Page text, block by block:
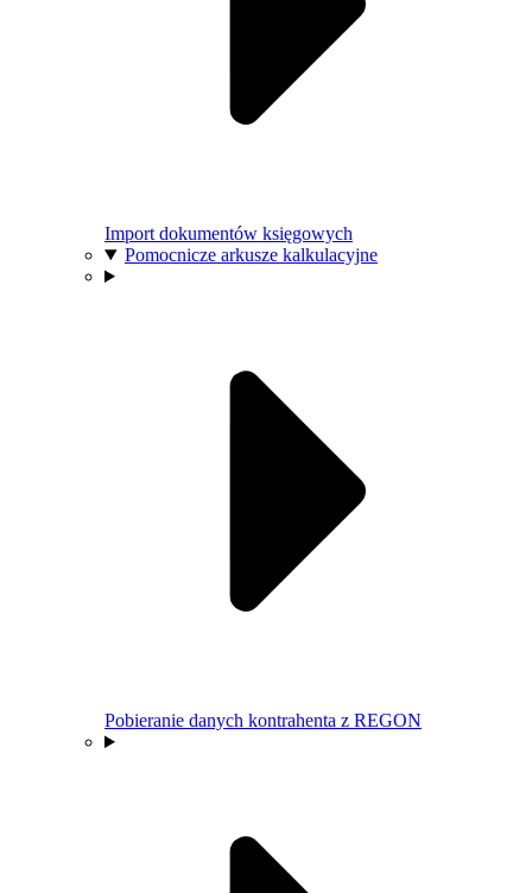
Import dokumentów księgowych
Pomocnicze arkusze kalkulacyjne
Pobieranie danych kontrahenta z REGON